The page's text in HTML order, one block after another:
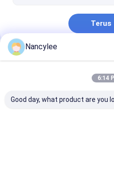
Nootropics
Terus
Kategori Kami
Nancylee
6:14
Good day, what product are you